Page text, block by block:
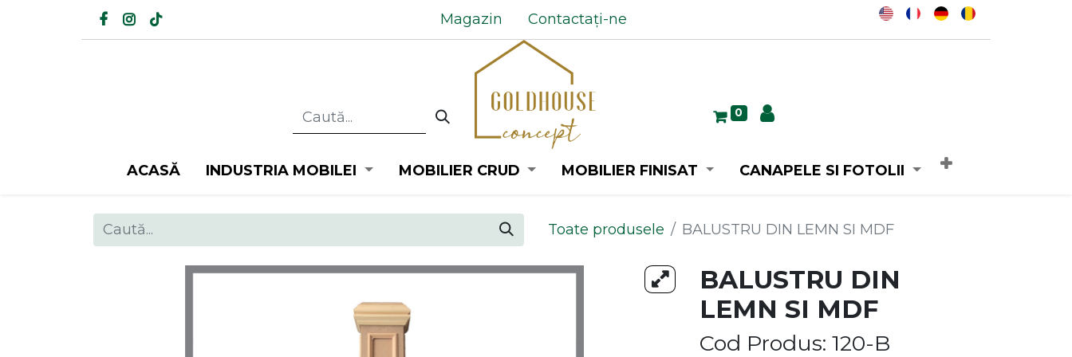
Magazin Contactați-ne
0
ACASĂ INDUSTRIA MOBILEI MOBILIER CRUD MOBILIER FINISAT CANAPELE SI FOTOLII
Toate produsele BALUSTRU DIN LEMN SI MDF
BALUSTRU DIN
LEMN SI MDF
Cod Produs: 120-B